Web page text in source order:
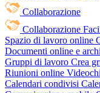
Collaborazione
Collaborazione
Spazio di lavoro online
Documenti online e
Gruppi di lavoro Crea
Riunioni online
Calendari condivisi